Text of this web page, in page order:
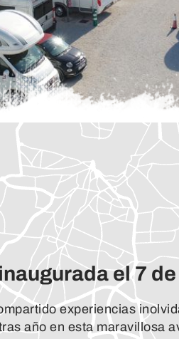
el 7
experiencias
año en esta maravillosa